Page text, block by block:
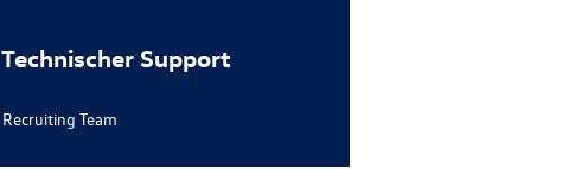
Technischer Support
Recruiting Team